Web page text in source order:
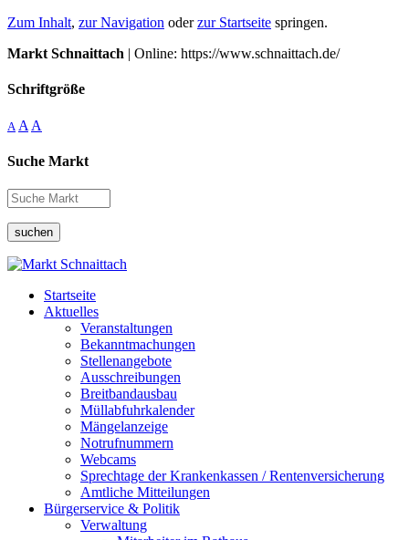
Zum Inhalt, zur Navigation oderzur Startseite springen.
Markt Schnaittach | Online: https://www.schnaittach.de/
Schriftgröße
A A A
Suche Markt
suchen
Startseite
Aktuelles
Veranstaltungen
Bekanntmachungen
Stellenangebote
Ausschreibungen
Breitbandausbau
Müllabfuhrkalender
Mängelanzeige
Notrufnummern
Webcams
Sprechtage der Krankenkassen / Rentenversicherung
Amtliche Mitteilungen
Bürgerservice & Politik
Verwaltung